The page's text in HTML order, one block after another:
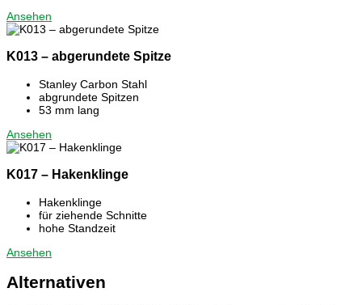
Ansehen
K013 – abgerundete Spitze
Stanley Carbon Stahl
abgrundete Spitzen
53 mm lang
Ansehen
K017 – Hakenklinge
Hakenklinge
für ziehende Schnitte
hohe Standzeit
Ansehen
Alternativen